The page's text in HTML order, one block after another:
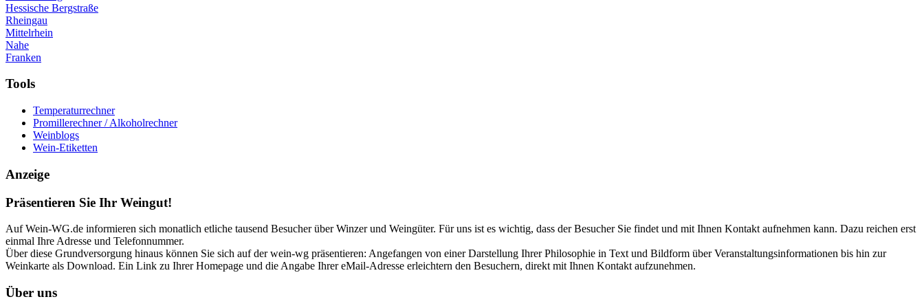
Hessische Bergstraße
Rheingau
Mittelrhein
Nahe
Franken
Tools
Temperaturrechner
Promillerechner / Alkoholrechner
Weinblogs
Wein-Etiketten
Anzeige
Präsentieren Sie Ihr Weingut!
Auf Wein-WG.de informieren sich monatlich etliche tausend Besucher über Winzer und Weingüter. Für uns ist es wichtig, dass der Besucher Sie findet und mit Ihnen Kontakt aufnehmen kann. Dazu reichen erst
einmal Ihre Adresse und Telefonnummer.
Über diese Grundversorgung hinaus können Sie sich auf der wein-wg präsentieren: Angefangen von einer Darstellung Ihrer Philosophie in Text und Bildform über Veranstaltungsinformationen bis hin zur
Weinkarte als Download. Ein Link zu Ihrer Homepage und die Angabe Ihrer eMail-Adresse erleichtern den Besuchern, direkt mit Ihnen Kontakt aufzunehmen.
Über uns